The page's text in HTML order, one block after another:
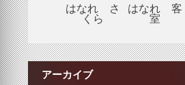
はなれ さ
くら
はなれ 客
室
アーカイブ